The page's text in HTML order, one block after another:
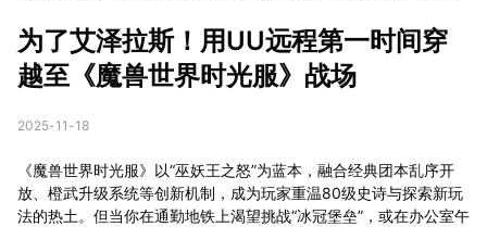
为了艾泽拉斯！用UU远程第一时间穿
越至《魔兽世界时光服》战场
2025-11-18
《魔兽世界时光服》以“巫妖王之怒”为蓝本，融合经典团本乱序开
放、橙武升级系统等创新机制，成为玩家重温80级史诗与探索新玩
法的热土。但当你在通勤地铁上渴望挑战“冰冠堡垒”，或在办公室午